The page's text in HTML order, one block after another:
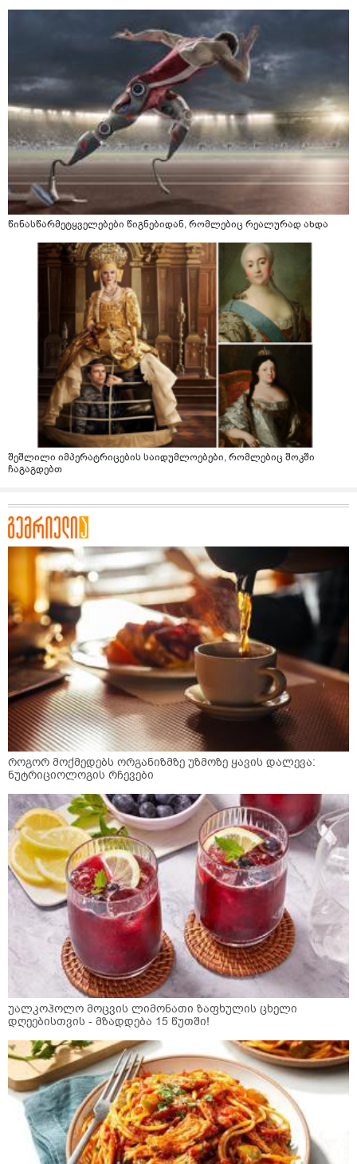
წინასწარმეტყველებები წიგნებიდან, რომლებიც რეალურად ახდა
შეშლილი იმპერატრიცების საიდუმლოებები, რომლებიც შოკში
ჩაგაგდებთ
როგორ მოქმედებს ორგანიზმზე უზმოზე ყავის დალევა:
ნუტრიციოლოგის რჩევები
უალკოჰოლო მოცვის ლიმონათი ზაფხულის ცხელი
დღეებისთვის - მზადდება 15 წუთში!